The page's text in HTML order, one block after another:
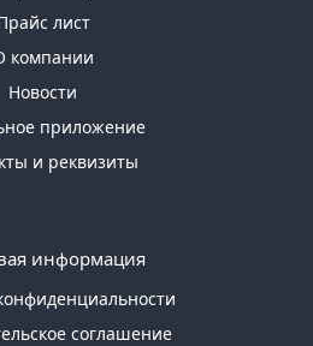
лист
компании
Новости
приложение
и реквизиты
информация
соглашение